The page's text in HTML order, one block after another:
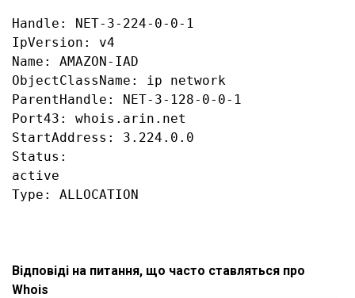
Handle: NET-3-224-0-0-1
IpVersion: v4
Name: AMAZON-IAD
ObjectClassName: ip network
ParentHandle: NET-3-128-0-0-1
Port43: whois.arin.net
StartAddress: 3.224.0.0
Status:
active
Відповіді на питання, що часто ставляться про
Whois